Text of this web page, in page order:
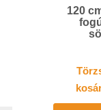
120